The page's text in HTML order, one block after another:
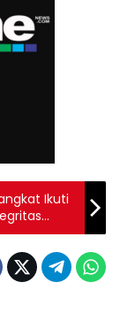
Ikuti